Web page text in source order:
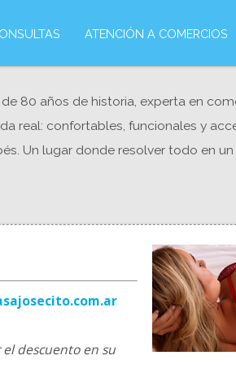
ATENCIÓN A COMERCIOS
80 años de historia, experta en
real: confortables, funcionales y
Un lugar donde resolver todo en
descuento en su